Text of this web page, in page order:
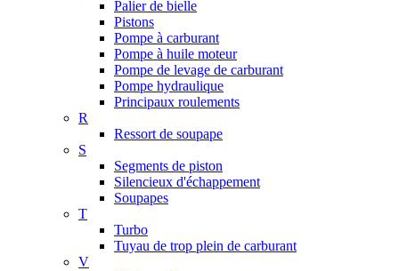
Palier de bielle
Pistons
Pompe à carburant
Pompe à huile moteur
Pompe de levage de carburant
Pompe hydraulique
Principaux roulements
R
Ressort de soupape
S
Segments de piston
Silencieux d'échappement
Soupapes
T
Turbo
Tuyau de trop plein de carburant
V